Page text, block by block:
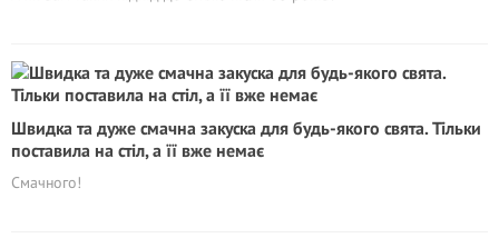
Швидка та дуже смачна закуска для будь-якого свята. Тільки
поставила на стіл, а її вже немає
Смачного!